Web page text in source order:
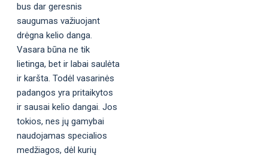
bus dar geresnis
saugumas važiuojant
drėgna kelio danga.
Vasara būna ne tik
lietinga, bet ir labai saulėta
ir karšta. Todėl vasarinės
padangos yra pritaikytos
ir sausai kelio dangai. Jos
tokios, nes jų gamybai
naudojamas specialios
medžiagos, dėl kurių